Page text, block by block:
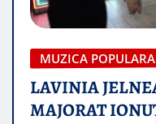
MUZICA POPULARA
LAVINIA
MAJORAT